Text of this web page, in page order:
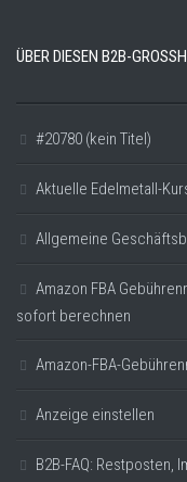
ÜBER DIESEN B2B-
#20780 (kein Titel)
Aktuelle Edelmetall-
Allgemeine
Amazon FBA
sofort berechnen
Amazon-FBA-
Anzeige einstellen
B2B-FAQ: Restposten,